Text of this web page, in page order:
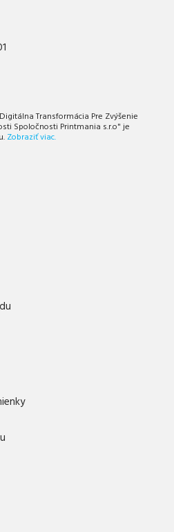
Transformácia Pre Zvýšenie
Spoločnosti Printmania s.r.o" je
Zobraziť viac.